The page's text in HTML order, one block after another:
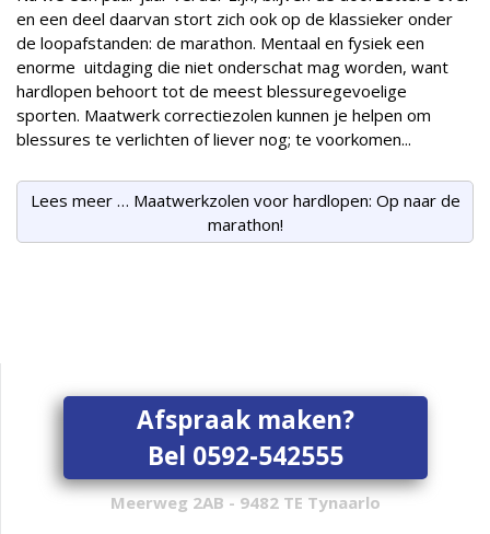
en een deel daarvan stort zich ook op de klassieker onder
de loopafstanden: de marathon. Mentaal en fysiek een
enorme uitdaging die niet onderschat mag worden, want
hardlopen behoort tot de meest blessuregevoelige
sporten. Maatwerk correctiezolen kunnen je helpen om
blessures te verlichten of liever nog; te voorkomen...
Lees meer … Maatwerkzolen voor hardlopen: Op naar de
marathon!
Afspraak maken?
Bel 0592-542555
Meerweg 2AB - 9482 TE Tynaarlo